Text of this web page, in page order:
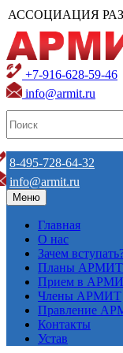
АССОЦИАЦИЯ
+7-916-628-59-46
info@armit.ru
8-495-728-64-32
info@armit.ru
Меню
Главная
О нас
Зачем
Планы АРМИТ
Прием в
Члены АРМИТ
Правление
Контакты
Устав